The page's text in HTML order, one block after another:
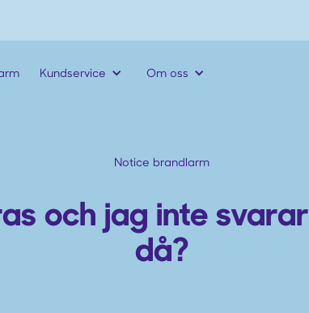
Kundservice Om oss
Notice brandlarm
och jag inte
då?